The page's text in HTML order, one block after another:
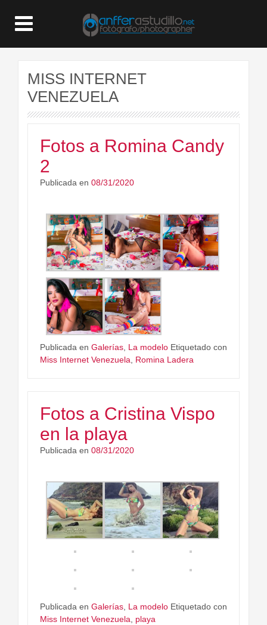
MISS INTERNET
VENEZUELA
Fotos a Romina Candy
2
Publicada en 08/31/2020
Publicada en Galerías La modelo Etiquetado con
Miss Internet Venezuela
Romina Ladera
Fotos a Cristina Vispo
en la playa
Publicada en 08/31/2020
Publicada en Galerías La modelo Etiquetado con
Miss Internet Venezuela
playa